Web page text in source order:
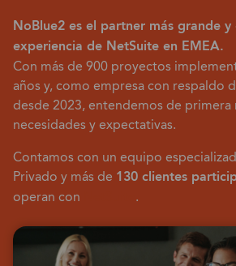
NoBlue2 es el partner más grande
experiencia de NetSuite en EMEA.
Con más de 900 proyectos
años y, como empresa con respaldo
desde 2023, entendemos de primera
necesidades y expectativas.
Contamos con un equipo
Privado y más de 130 clientes
operan con
.